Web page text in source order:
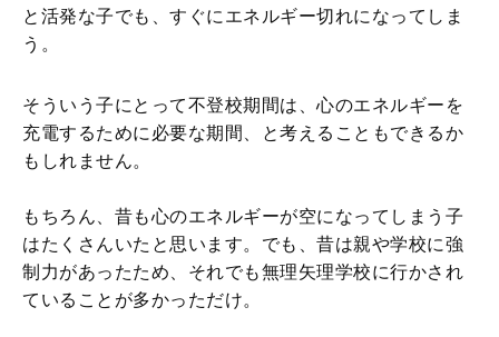
と活発な子でも、すぐにエネルギー切れになってしま
う。
そういう子にとって不登校期間は、心のエネルギーを
充電するために必要な期間、と考えることもできるか
もしれません。
もちろん、昔も心のエネルギーが空になってしまう子
はたくさんいたと思います。でも、昔は親や学校に強
制力があったため、それでも無理矢理学校に行かされ
ていることが多かっただけ。